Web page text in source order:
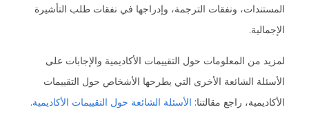
المستندات، ونفقات الترجمة، وإدراجها في نفقات طلب التأشيرة
الإجمالية.
لمزيد من المعلومات حول التقييمات الأكاديمية والإجابات على
الأسئلة الشائعة الأخرى التي يطرحها الأشخاص حول التقييمات
الأكاديمية، راجع مقالتنا: الأسئلة الشائعة حول التقييمات الأكاديمية.